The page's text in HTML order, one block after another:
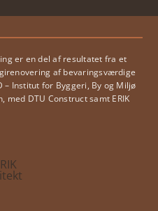
er en del af resultatet fra et
af bevaringsværdige
– Institut for Byggeri, By og Miljø
med DTU Construct samt ERIK